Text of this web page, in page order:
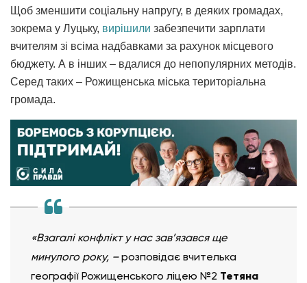
Щоб зменшити соціальну напругу, в деяких громадах,
зокрема у Луцьку, вирішили забезпечити зарплати
вчителям зі всіма надбавками за рахунок місцевого
бюджету. А в інших – вдалися до непопулярних методів.
Серед таких – Рожищенська міська територіальна
громада.
«Взагалі конфлікт у нас зав’язався ще
минулого року, –розповідає вчителька
географії Рожищенського ліцею №2 Тетяна